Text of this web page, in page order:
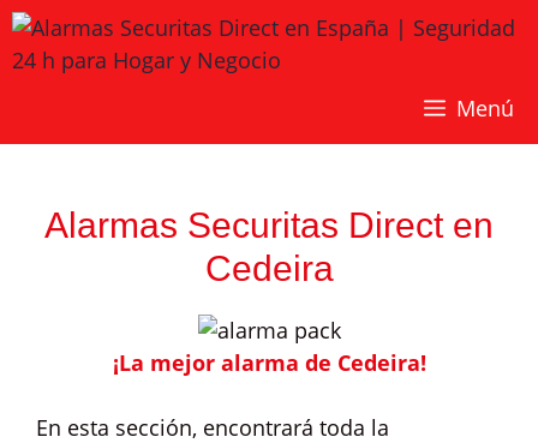
Saltar
al
contenido
Menú
Alarmas Securitas Direct en
Cedeira
¡La mejor alarma de Cedeira!
En esta sección, encontrará toda la